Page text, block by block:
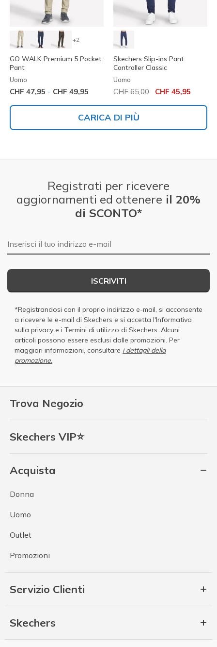
+2
GO WALK Premium 5 Pocket
Pant
Uomo
CHF 47,95 - CHF 49,95
Skechers Slip-ins Pant
Controller Classic
Uomo
Prezzo ridotto da
CHF 65,00 per
CHF 45,95
CARICA DI PIÙ
Trova Negozio
Skechers VIP⭐
Acquista
Donna
Uomo
Outlet
Promozioni
Servizio Clienti
Skechers
Registrati per ricevere
aggiornamenti ed ottenere il 20%
di SCONTO*
E-mail
ISCRIVITI
*Registrandosi con il proprio indirizzo e-mail, si acconsente
a ricevere le e-mail di Skechers e si accetta l'Informativa
sulla privacy e i Termini di utilizzo di Skechers. Alcuni
articoli possono essere esclusi dalle promozioni. Per
maggiori informazioni, consultare i dettagli della
promozione.